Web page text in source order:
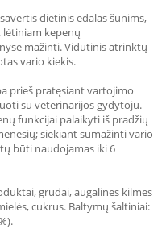
dietinis ėdalas šunims,
kepenų
mažinti. Vidutinis atrinktų
vario kiekis.
prieš pratęsiant vartojimo
su veterinarijos gydytoju.
funkcijai palaikyti iš pradžių
siekiant sumažinti vario
būti naudojamas iki 6
grūdai, augalinės kilmės
cukrus. Baltymų šaltiniai: